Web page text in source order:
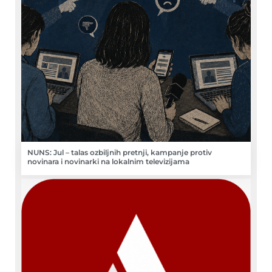
NUNS: Jul – talas ozbiljnih pretnji, kampanje protiv
novinara i novinarki na lokalnim televizijama